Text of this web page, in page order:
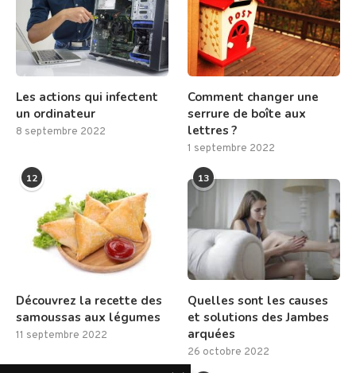
Les actions qui infectent
un ordinateur
8 septembre 2022
Comment changer une
serrure de boîte aux
lettres ?
1 septembre 2022
12
Découvrez la recette des
samoussas aux légumes
11 septembre 2022
13
Quelles sont les causes
et solutions des Jambes
arquées
26 octobre 2022